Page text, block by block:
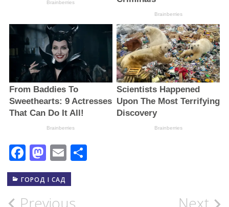
Facebook
Mastodon
EmailПоділитися
ГОРОД І САД
Previous Next